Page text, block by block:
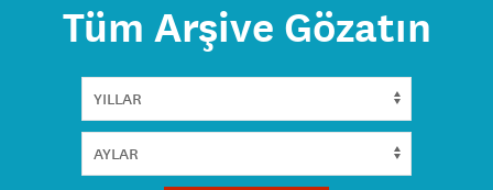
Tüm Arşive Gözatın